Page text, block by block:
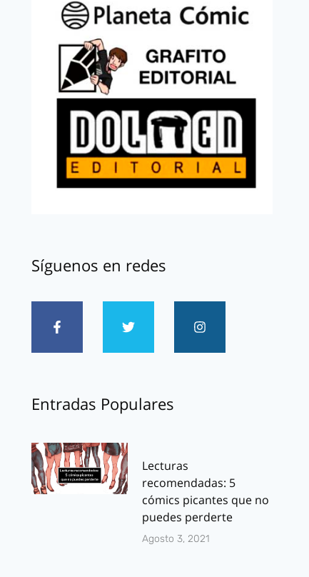
Síguenos en redes
Entradas Populares
Lecturas
recomendadas: 5
cómics picantes que no
puedes perderte
Agosto 3, 2021